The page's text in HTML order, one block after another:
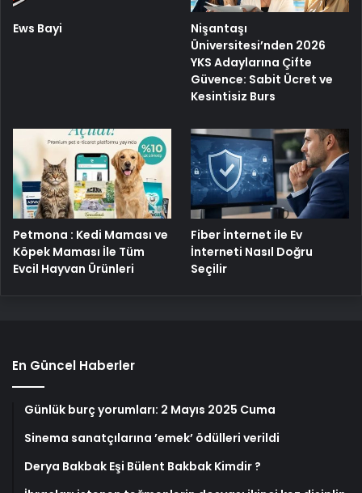
Ews Bayi
Nişantaşı
Üniversitesi’nden 2026
YKS Adaylarına Çifte
Güvence: Sabit Ücret ve
Kesintisiz Burs
Petmona : Kedi Maması ve
Köpek Maması İle Tüm
Evcil Hayvan Ürünleri
Fiber İnternet ile Ev
İnterneti Nasıl Doğru
Seçilir
En Güncel Haberler
Günlük burç yorumları: 2 Mayıs 2025 Cuma
Sinema sanatçılarına ’emek’ ödülleri verildi
Derya Bakbak Eşi Bülent Bakbak Kimdir ?